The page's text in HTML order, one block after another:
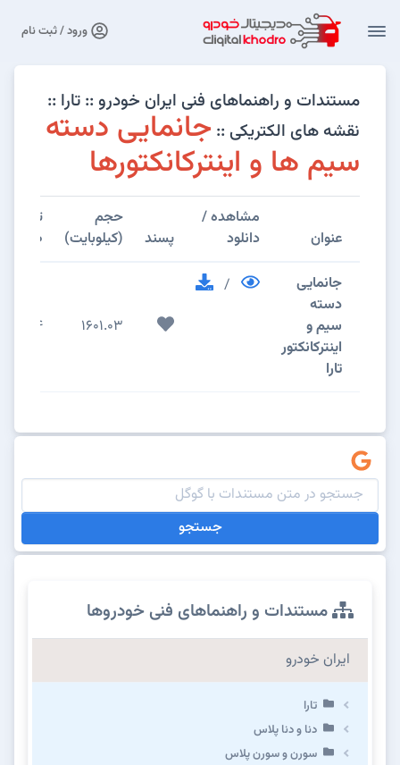
ورود / ثبت نام
مستندات و راهنماهای فنی ایران خودرو :: تارا ::
نقشه های الکتریکی :: جانمایی دسته
سیم ها و اینترکانکتورها
عنوان
مشاهده /
دانلود
پسند
حجم
(کیلوبایت)
تعداد
جانمایی
دسته
سیم و
اینترکانکتور
تارا
/
1601.03
34
جستجو
مستندات و راهنماهای فنی خودروها
ایران خودرو
تارا
دنا و دنا پلاس
سورن و سورن پلاس